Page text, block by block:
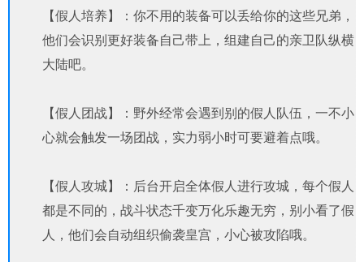
【假人培养】：你不用的装备可以丢给你的这些兄弟，
他们会识别更好装备自己带上，组建自己的亲卫队纵横
大陆吧。
【假人团战】：野外经常会遇到别的假人队伍，一不小
心就会触发一场团战，实力弱小时可要避着点哦。
【假人攻城】：后台开启全体假人进行攻城，每个假人
都是不同的，战斗状态千变万化乐趣无穷，别小看了假
人，他们会自动组织偷袭皇宫，小心被攻陷哦。